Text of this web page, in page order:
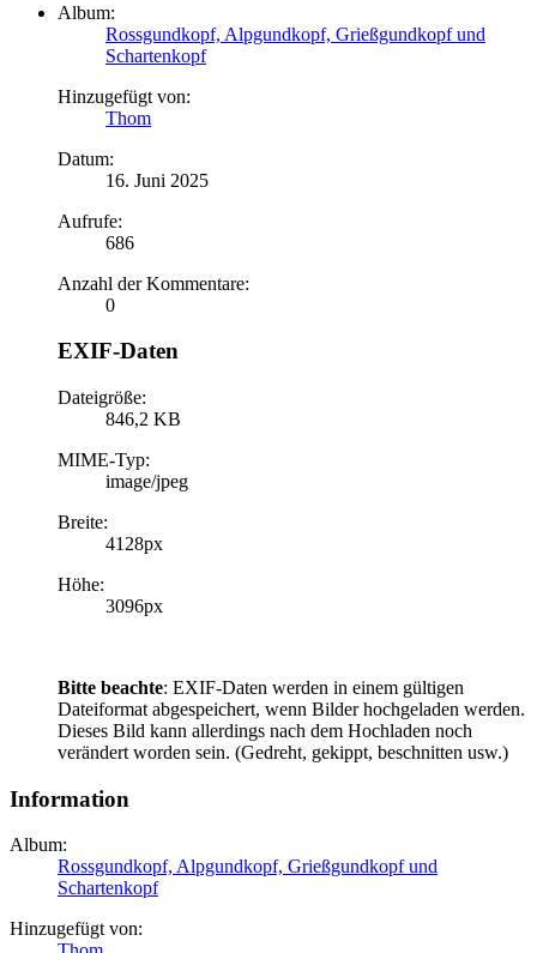
Album:
Rossgundkopf, Alpgundkopf, Grießgundkopf und
Schartenkopf
Hinzugefügt von:
Thom
Datum:
16. Juni 2025
Aufrufe:
686
Anzahl der Kommentare:
0
EXIF-Daten
Dateigröße:
846,2 KB
MIME-Typ:
image/jpeg
Breite:
4128px
Höhe:
3096px
Bitte beachte: EXIF-Daten werden in einem gültigen
Dateiformat abgespeichert, wenn Bilder hochgeladen werden.
Dieses Bild kann allerdings nach dem Hochladen noch
verändert worden sein. (Gedreht, gekippt, beschnitten usw.)
Information
Album:
Rossgundkopf, Alpgundkopf, Grießgundkopf und
Schartenkopf
Hinzugefügt von: